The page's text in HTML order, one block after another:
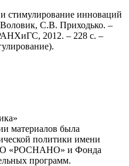
стимулирование инноваций
С.В. Приходько. –
2012. – 228 с. –
материалов была
политики имени
«РОСНАНО» и Фонда
программ.